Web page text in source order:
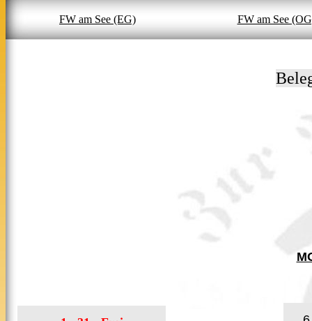
FW am See (EG) FW am See